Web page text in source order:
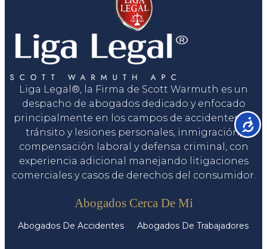
Liga Legal®, la Firma de Scott Warmuth es un
despacho de abogados dedicado y enfocado
principalmente en los campos de accidentes de
tránsito y lesiones personales, inmigración,
compensación laboral y defensa criminal, con
experiencia adicional manejando litigaciones
comerciales y casos de derechos del consumidor.
Abogados Cerca De Mi
Abogados De Accidentes Abogados De Trabajadores